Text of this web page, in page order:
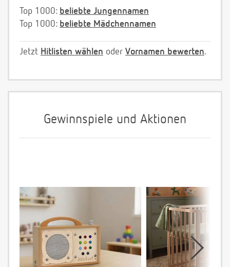
Top 1000: beliebte Jungennamen
Top 1000: beliebte Mädchennamen
Jetzt Hitlisten wählen oder Vornamen bewerten.
Gewinnspiele und Aktionen